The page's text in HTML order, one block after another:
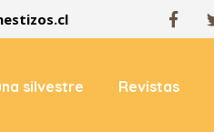
silvestre Revistas